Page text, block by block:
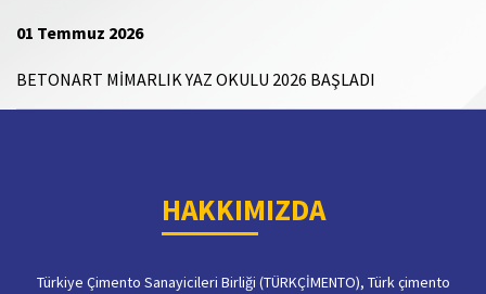
01 Temmuz 2026
BETONART MİMARLIK YAZ OKULU 2026 BAŞLADI
HAKKIMIZDA
Türkiye Çimento Sanayicileri Birliği (TÜRKÇİMENTO), Türk çimento